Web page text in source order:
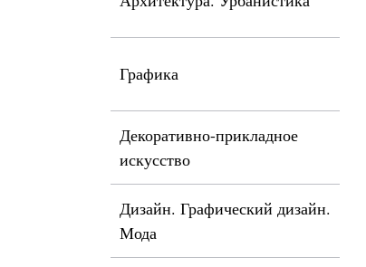
Графика
Декоративно-прикладное
искусство
Дизайн. Графический дизайн.
Мода